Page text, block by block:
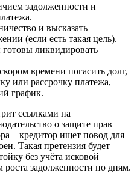
задолженности и
и высказать
(если есть такая цель).
готовы ликвидировать
времени погасить долг,
или рассрочку платежа,
график.
ссылками на
о защите прав
– кредитор ищет повод для
Такая претензия будет
без учёта исковой
роста задолженности по дням.